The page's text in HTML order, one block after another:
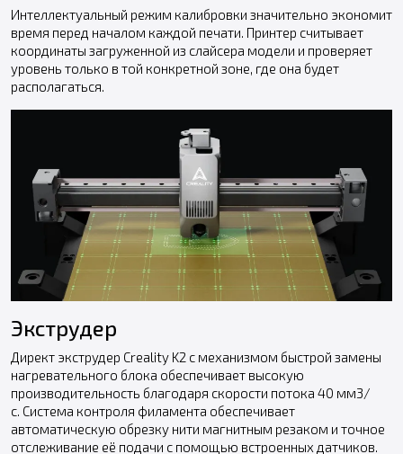
Интеллектуальный режим калибровки значительно экономит
время перед началом каждой печати. Принтер считывает
координаты загруженной из слайсера модели и проверяет
уровень только в той конкретной зоне, где она будет
располагаться.
Экструдер
Директ экструдер Creality K2 с механизмом быстрой замены
нагревательного блока обеспечивает высокую
производительность благодаря скорости потока 40 мм3/
с. Система контроля филамента обеспечивает
автоматическую обрезку нити магнитным резаком и точное
отслеживание её подачи с помощью встроенных датчиков.